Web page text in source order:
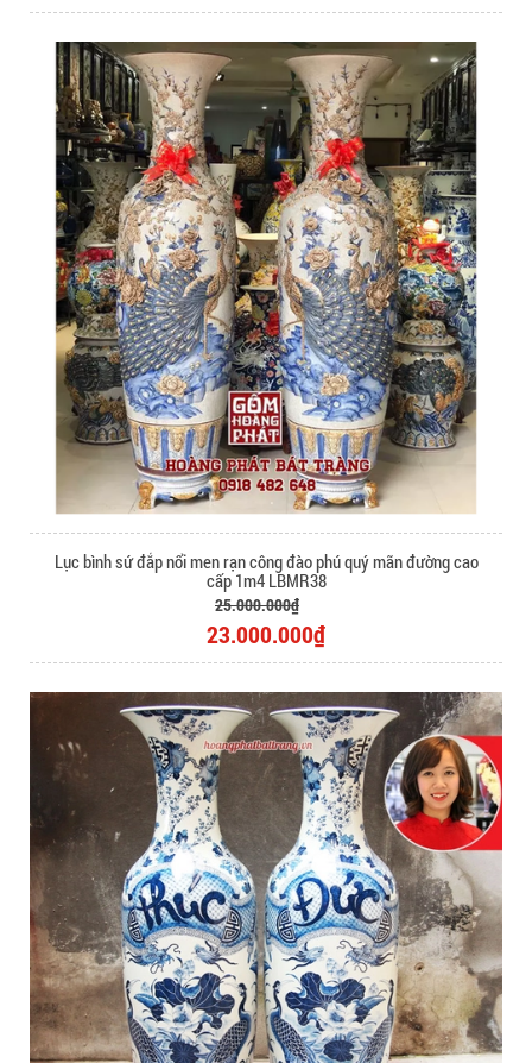
Lục bình sứ đắp nổi men rạn công đào phú quý mãn đường cao
cấp 1m4 LBMR38
25.000.000₫
23.000.000₫